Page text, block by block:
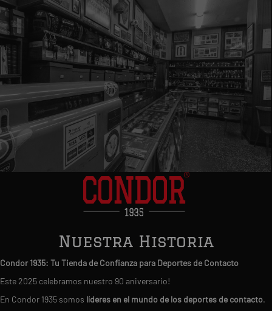
Nuestra Historia
Condor 1935: Tu Tienda de Confianza para Deportes de Contacto
Este 2025 celebramos nuestro 90 aniversario!
En Condor 1935 somos líderes en el mundo de los deportes de contacto.